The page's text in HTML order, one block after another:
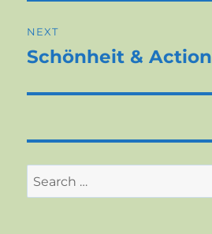
NEXT
Next
Schönheit & Action
Search
for: